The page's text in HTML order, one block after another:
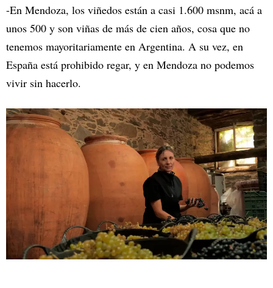
-En Mendoza, los viñedos están a casi 1.600 msnm, acá a
unos 500 y son viñas de más de cien años, cosa que no
tenemos mayoritariamente en Argentina. A su vez, en
España está prohibido regar, y en Mendoza no podemos
vivir sin hacerlo.